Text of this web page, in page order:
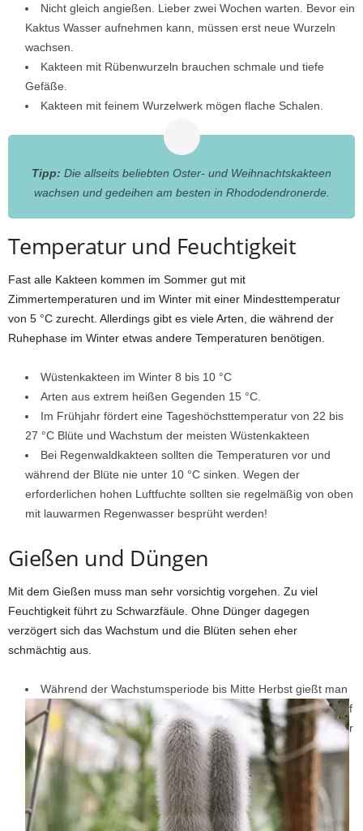
Nicht gleich angießen. Lieber zwei Wochen warten. Bevor ein
Kaktus Wasser aufnehmen kann, müssen erst neue Wurzeln
wachsen.
Kakteen mit Rübenwurzeln brauchen schmale und tiefe
Gefäße.
Kakteen mit feinem Wurzelwerk mögen flache Schalen.
Tipp: Die allseits beliebten Oster- und Weihnachtskakteen
wachsen und gedeihen am besten in Rhododendronerde.
Temperatur und Feuchtigkeit
Fast alle Kakteen kommen im Sommer gut mit
Zimmertemperaturen und im Winter mit einer Mindesttemperatur
von 5 °C zurecht. Allerdings gibt es viele Arten, die während der
Ruhephase im Winter etwas andere Temperaturen benötigen.
Wüstenkakteen im Winter 8 bis 10 °C
Arten aus extrem heißen Gegenden 15 °C.
Im Frühjahr fördert eine Tageshöchsttemperatur von 22 bis
27 °C Blüte und Wachstum der meisten Wüstenkakteen
Bei Regenwaldkakteen sollten die Temperaturen vor und
während der Blüte nie unter 10 °C sinken. Wegen der
erforderlichen hohen Luftfuchte sollten sie regelmäßig von oben
mit lauwarmen Regenwasser besprüht werden!
Gießen und Düngen
Mit dem Gießen muss man sehr vorsichtig vorgehen. Zu viel
Feuchtigkeit führt zu Schwarzfäule. Ohne Dünger dagegen
verzögert sich das Wachstum und die Blüten sehen eher
schmächtig aus.
Während der Wachstumsperiode bis Mitte Herbst gießt man
f
r